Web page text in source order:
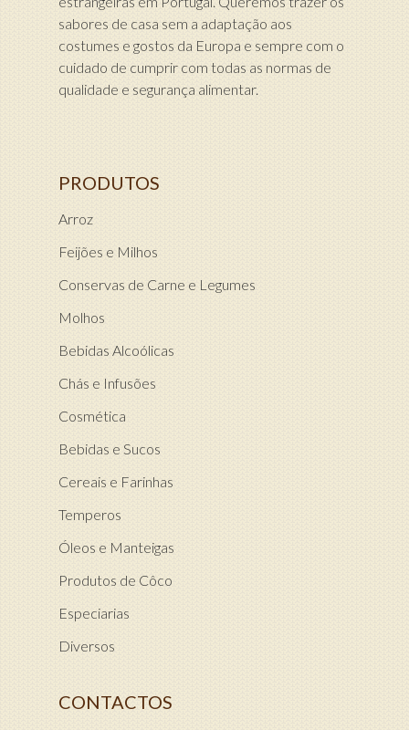
sabores de casa sem a adaptação aos
costumes e gostos da Europa e sempre com o
cuidado de cumprir com todas as normas de
qualidade e segurança alimentar.
PRODUTOS
Arroz
Feijões e Milhos
Conservas de Carne e Legumes
Molhos
Bebidas Alcoólicas
Chás e Infusões
Cosmética
Bebidas e Sucos
Cereais e Farinhas
Temperos
Óleos e Manteigas
Produtos de Côco
Especiarias
Diversos
CONTACTOS